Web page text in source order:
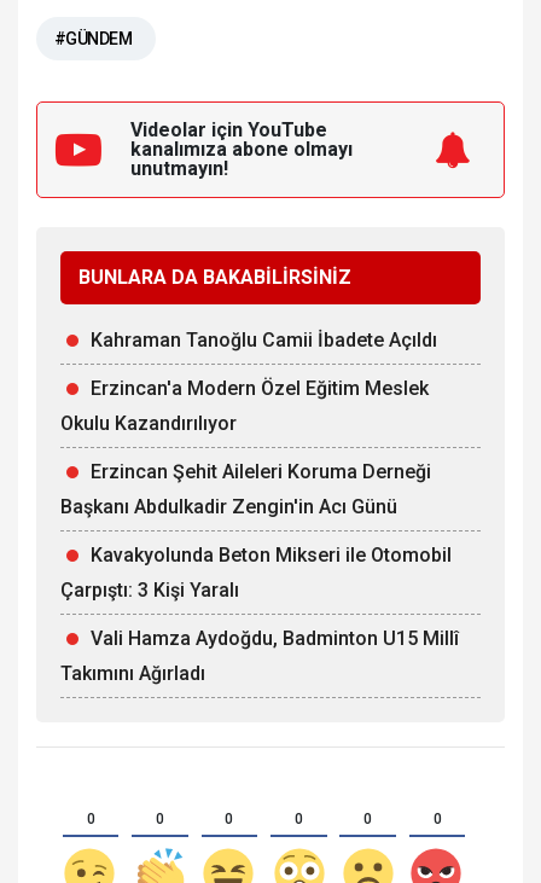
#GÜNDEM
Videolar için YouTube
kanalımıza abone olmayı
unutmayın!
BUNLARA DA BAKABİLİRSİNİZ
Kahraman Tanoğlu Camii İbadete Açıldı
Erzincan'a Modern Özel Eğitim Meslek
Okulu Kazandırılıyor
Erzincan Şehit Aileleri Koruma Derneği
Başkanı Abdulkadir Zengin'in Acı Günü
Kavakyolunda Beton Mikseri ile Otomobil
Çarpıştı: 3 Kişi Yaralı
Vali Hamza Aydoğdu, Badminton U15 Millî
Takımını Ağırladı
0 0 0 0 0 0